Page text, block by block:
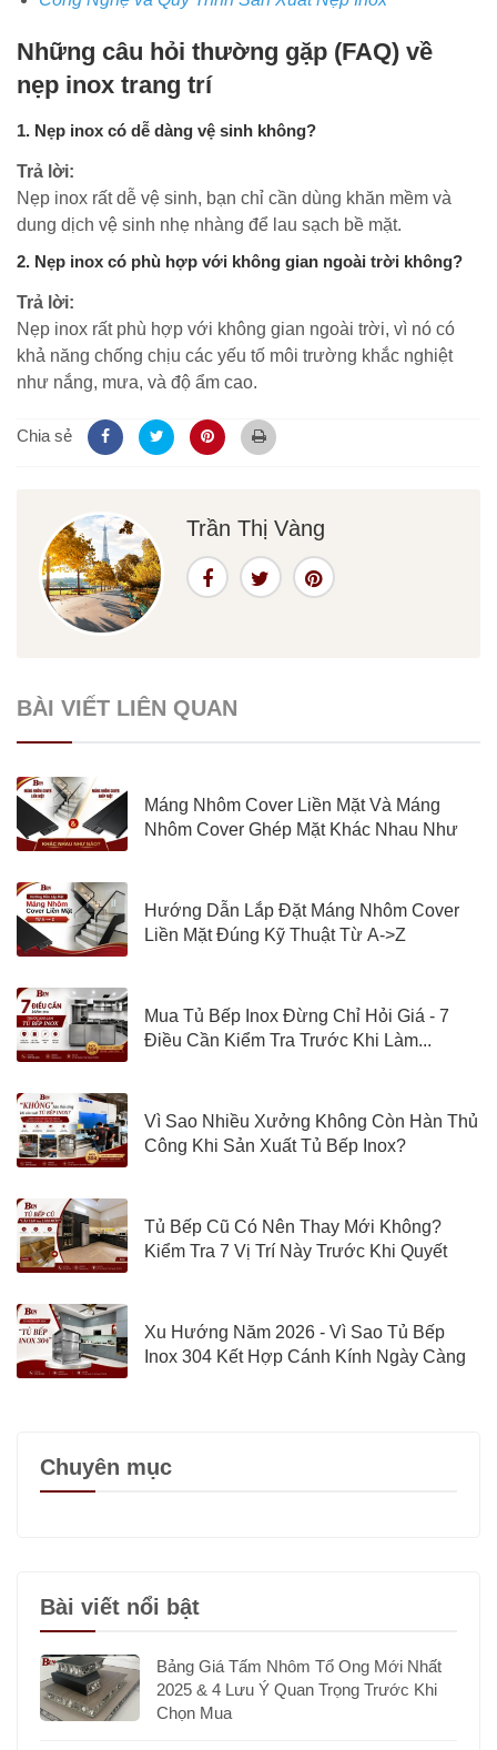
Những câu hỏi thường gặp (FAQ) về
nẹp inox trang trí
1. Nẹp inox có dễ dàng vệ sinh không?
Trả lời:
Nẹp inox rất dễ vệ sinh, bạn chỉ cần dùng khăn mềm và
dung dịch vệ sinh nhẹ nhàng để lau sạch bề mặt.
2. Nẹp inox có phù hợp với không gian ngoài trời không?
Trả lời:
Nẹp inox rất phù hợp với không gian ngoài trời, vì nó có
khả năng chống chịu các yếu tố môi trường khắc nghiệt
như nắng, mưa, và độ ẩm cao.
Chia sẻ
Trần Thị Vàng
BÀI VIẾT LIÊN QUAN
Máng Nhôm Cover Liền Mặt Và Máng
Nhôm Cover Ghép Mặt Khác Nhau Như
Hướng Dẫn Lắp Đặt Máng Nhôm Cover
Liền Mặt Đúng Kỹ Thuật Từ A->Z
Mua Tủ Bếp Inox Đừng Chỉ Hỏi Giá - 7
Điều Cần Kiểm Tra Trước Khi Làm...
Vì Sao Nhiều Xưởng Không Còn Hàn Thủ
Công Khi Sản Xuất Tủ Bếp Inox?
Tủ Bếp Cũ Có Nên Thay Mới Không?
Kiểm Tra 7 Vị Trí Này Trước Khi Quyết
Xu Hướng Năm 2026 - Vì Sao Tủ Bếp
Inox 304 Kết Hợp Cánh Kính Ngày Càng
Chuyên mục
Bài viết nổi bật
Bảng Giá Tấm Nhôm Tổ Ong Mới Nhất
2025 & 4 Lưu Ý Quan Trọng Trước Khi
Chọn Mua